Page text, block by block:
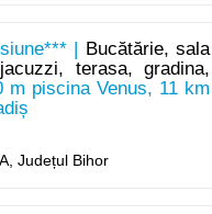
|
Bucătărie, sala
terasa, gradina,
piscina Venus, 11 km
Județul Bihor